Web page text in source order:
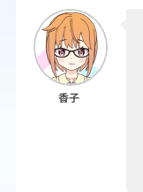
香子